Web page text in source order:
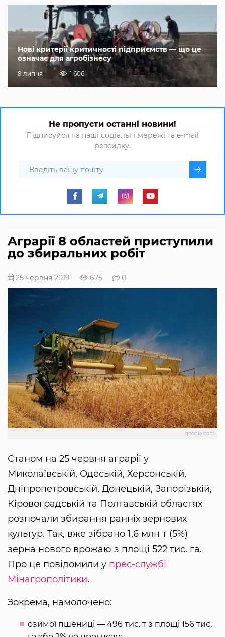
Нові критерії критичності підприємств — що це
означає для агробізнесу
8 липня 1 606
Не пропусти останні новини!
Підписуйся на наші соціальні мережі та e-mail
розсилку.
Аграрії 8 областей приступили
до збиральних робіт
25 червня 2019 675 0
google.com
Станом на 25 червня аграрії у
Миколаївській, Одеській, Херсонській,
Дніпропетровській, Донецькій, Запорізькій,
Кіровоградській та Полтавській областях
розпочали збирання ранніх зернових
культур. Так, вже зібрано 1,6 млн т (5%)
зерна нового врожаю з площі 522 тис. га.
Про це повідомили у прес-службі
Мінагрополітики.
Зокрема, намолочено:
озимої пшениці — 496 тис. т з площі 156 тис.